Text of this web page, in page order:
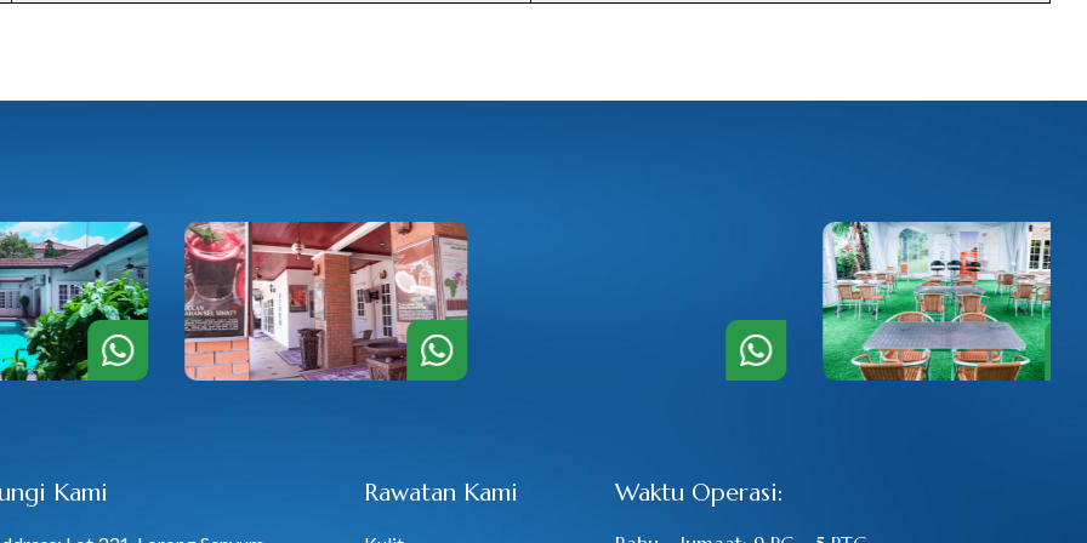
Kami Rawatan Kami Waktu Operasi: